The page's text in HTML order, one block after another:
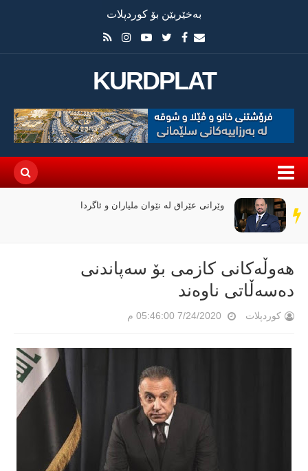
بەخێربێن بۆ کوردپلات
KURDPLAT
سەر
دێڕ
وێرانی عێراق لە نێوان ملیاران و ئاگردا
هەوڵەکانی کازمی بۆ سەپاندنی
دەسەڵاتی ناوەند‌
کوردپلات 7/24/2020 05:46:00 م